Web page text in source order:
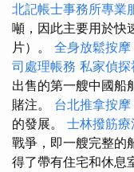
北記帳士事務所專業
噸，因此主要用於快
片）。 全身放鬆按摩
司處理帳務 私家偵
出售的第一艘中國船
賭注。 台北推拿按摩
的發展。 士林撥筋療
戰爭，即一艘完整的
得了帶有住宅和休息